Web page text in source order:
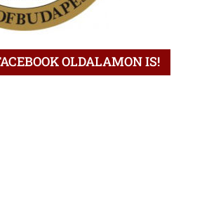
OLDALAMON IS!